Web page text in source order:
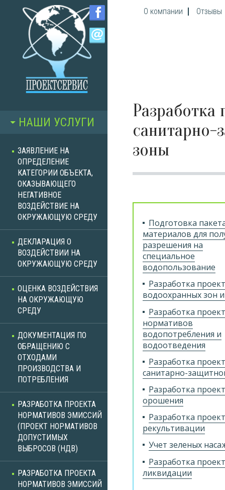
Перейти к основному содержанию
НАШИ УСЛУГИ
ЗАЯВЛЕНИЕ НА
ОПРЕДЕЛЕНИЕ
КАТЕГОРИИ ОБЪЕКТА,
ОКАЗЫВАЮЩЕГО
НЕГАТИВНОЕ
ВОЗДЕЙСТВИЕ НА
ОКРУЖАЮЩУЮ СРЕДУ
ДЕКЛАРАЦИЯ О
ВОЗДЕЙСТВИИ НА
ОКРУЖАЮЩУЮ СРЕДУ
ОЦЕНКА ВОЗДЕЙСТВИЯ
НА ОКРУЖАЮЩУЮ
СРЕДУ
ДОКУМЕНТАЦИЯ ПО
ОБРАЩЕНИЮ С
ОТХОДАМИ
ПРОИЗВОДСТВА И
ПОТРЕБЛЕНИЯ
РАЗРАБОТКА ПРОЕКТА
НОРМАТИВОВ ЭМИССИЙ
(ПРОЕКТ НОРМАТИВОВ
ДОПУСТИМЫХ
ВЫБРОСОВ (НДВ)
РАЗРАБОТКА ПРОЕКТА
НОРМАТИВОВ ЭМИССИЙ
О компании Отзывы
Разработка
санитарно-
зоны
Подготовка
материалов для
разрешения на
специальное
водопользование
Разработка
водоохранных зон
Разработка
нормативов
водопотребления и
водоотведения
Разработка
санитарно-
Разработка
орошения
Разработка
рекультивации
Учет зеленых
Разработка
ликвидации